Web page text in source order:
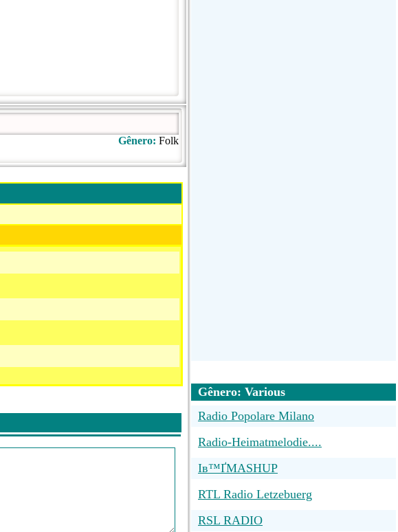
Gênero: Folk
Gênero: Various
Radio Popolare Milano
Radio-Heimatmelodie....
Iв™ҐMASHUP
RTL Radio Letzebuerg
RSL RADIO